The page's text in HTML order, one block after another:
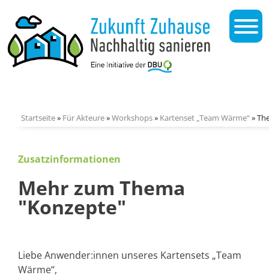
Startseite» Für Akteure»Workshops» Kartenset „Team Wärme“»
Zusatzinformationen
Mehr zum Thema
"Konzepte"
Liebe Anwender:innen unseres Kartensets „Team
Wärme“,